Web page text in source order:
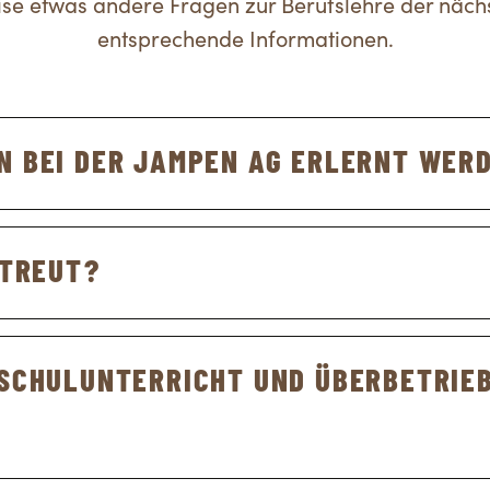
entsprechende Informationen.
BEI DER JAMPEN AG ERLERNT
EBA
EBA
Berufsbildnern betreut. Zudem haben wir
vorbereiten.
UND